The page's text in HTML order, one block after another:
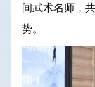
间武术名师，
势。